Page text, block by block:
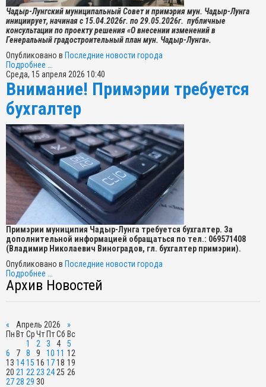
Чадыр-Лунгский муниципальный Совет и примэрия мун. Чадыр-Лунга
инициирует, начиная с 15.04.2026г. по 29.05.2026г. публичные
консультации по проекту решения «О внесении изменений в
Генеральный градостроительный план мун. Чадыр-Лунга».
Опубликовано в Последние новости города
Подробнее ...
Среда, 15 апреля 2026 10:40
Внимание! Примэрии требуется
бухгалтер
Примэрии муниципия Чадыр-Лунга требуется бухгалтер. За
дополнительной информацией обращаться по тел.: 069571408
(Владимир Николаевич Виноградов, гл. бухгалтер примэрии).
Опубликовано в Последние новости города
Подробнее ...
Архив Новостей
« Апрель 2026
»
ПнВт СрЧтПтСб Вс
1
2 3 4
5
6
7 8 9 10 11 12
13 1415 16 1718 19
20 21 22 23 24 25 26
27 28 29 30